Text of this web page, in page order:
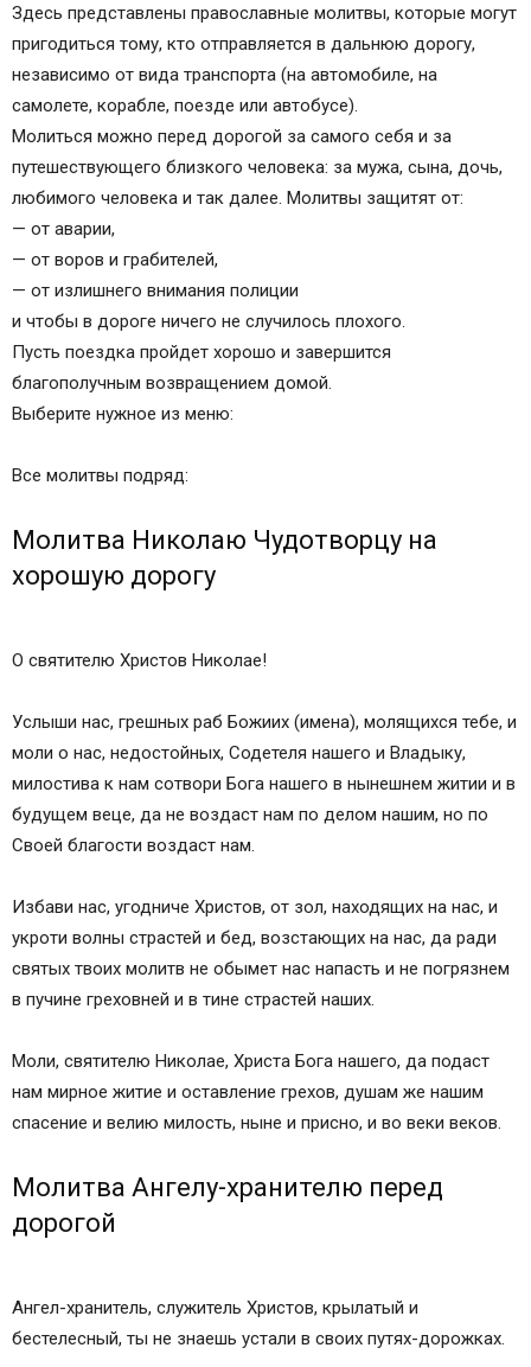
дорогу
Молитва Ангелу-хранителю перед дорогой
Молитва архангелу Михаилу о защите в дороге
Молитва Господу Богу в дорогу
Молитва Матроне Московской о защите в пути
Молитва Иисусу Христу перед путешествием
Молитва Иисусу Христу о путешествующих
Молитва Пресвятой Богородице о помощи в
пути
Молитва перед иконой Богородицы
«Одигитрия» о защите в пути
Защитная молитва перед полетом
Защитная молитва перед плаванием
Оберег для путника
Место расположения автоикон
Православные иконы и молитвы
Информационный сайт про иконы, молитвы,
автомобиле (машине) сильная
Молитва в дальнюю дорогу на машине
Как правильно молиться?
Виды молитв для путешественников и
автомобилистов
3 thoughts on “ Молитва водителя перед
дорогой на автомобиле (машине) сильная ”
дорогой Николаю Чудотворцу
Человек в дороге – путешественник в этом
мире
Защита транспортного средства
в пути
Основные правила взаимодействия
Сила молитвы – в вере
«Путешествующему спутешествуй…»
Здесь представлены православные молитвы, которые могут
пригодиться тому, кто отправляется в дальнюю дорогу,
независимо от вида транспорта (на автомобиле, на
самолете, корабле, поезде или автобусе).
Молиться можно перед дорогой за самого себя и за
путешествующего близкого человека: за мужа, сына, дочь,
любимого человека и так далее. Молитвы защитят от:
— от аварии,
— от воров и грабителей,
— от излишнего внимания полиции
и чтобы в дороге ничего не случилось плохого.
Пусть поездка пройдет хорошо и завершится
благополучным возвращением домой.
Выберите нужное из меню:
Все молитвы подряд:
Молитва Николаю Чудотворцу на
хорошую дорогу
О святителю Христов Николае!
Услыши нас, грешных раб Божиих (имена), молящихся тебе, и
моли о нас, недостойных, Содетеля нашего и Владыку,
милостива к нам сотвори Бога нашего в нынешнем житии и в
будущем веце, да не воздаст нам по делом нашим, но по
Своей благости воздаст нам.
Избави нас, угодниче Христов, от зол, находящих на нас, и
укроти волны страстей и бед, возстающих на нас, да ради
святых твоих молитв не обымет нас напасть и не погрязнем
в пучине греховней и в тине страстей наших.
Моли, святителю Николае, Христа Бога нашего, да подаст
нам мирное житие и оставление грехов, душам же нашим
спасение и велию милость, ныне и присно, и во веки веков.
Молитва Ангелу-хранителю перед
дорогой
Ангел-хранитель, служитель Христов, крылатый и
бестелесный, ты не знаешь устали в своих путях-дорожках.